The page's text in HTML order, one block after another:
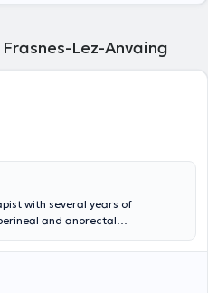
Lez-Anvaing
with several years of
and anorectal
She graduated from the HEPH